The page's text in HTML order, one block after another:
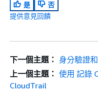
是
否
提供意見回饋
下一個主題： 身分驗證
上一個主題： 使用 記錄
CloudTrail